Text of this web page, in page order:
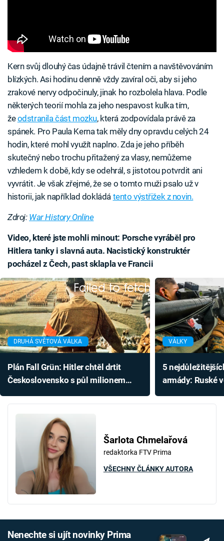
Kern svůj dlouhý čas údajně trávil čtením a navštěvováním
blízkých. Asi hodinu denně vždy zavíral oči, aby si jeho
zrakové nervy odpočinuly, jinak ho rozbolela hlava. Podle
některých teorií mohla za jeho nespavost kulka tím,
žeodstranila část mozku, která zodpovídala právě za
spánek. Pro Paula Kerna tak měly dny opravdu celých 24
hodin, které mohl využít naplno. Zda je jeho příběh
skutečný nebo trochu přitažený za vlasy, nemůžeme
vzhledem k době, kdy se odehrál, s jistotou potvrdit ani
vyvrátit. Je však zřejmé, že se o tomto muži psalo už v
historii, jak například dokládá tento výstřižek z novin.
Zdroj: War History Online
Video, které jste mohli minout: Porsche vyráběl pro
Hitlera tanky i slavná auta. Nacistický konstruktér
pocházel z Čech, past sklapla ve Francii
Failed to fetch
DRUHÁ SVĚTOVÁ VÁLKA
Plán Fall Grün: Hitler chtěl drtit
Československo s půl milionem
VÁLKY
5
armády: Ruské
Šarlota Chmelařová
redaktorka FTV Prima
VŠECHNY ČLÁNKY AUTORA
Nenechte si ujít novinky Prima